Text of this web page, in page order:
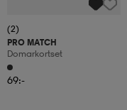
(2)
PRO MATCH
Domarkortset
69:-